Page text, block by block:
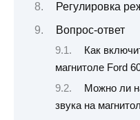
Регулировка
Вопрос-ответ
Как
магнитоле Ford
Можно ли
звука на